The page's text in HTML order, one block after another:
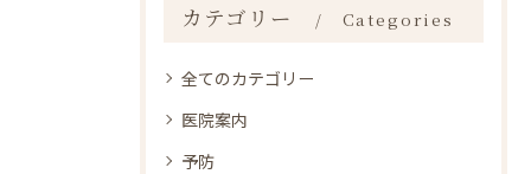
カテゴリー Categories
全てのカテゴリー
医院案内
予防